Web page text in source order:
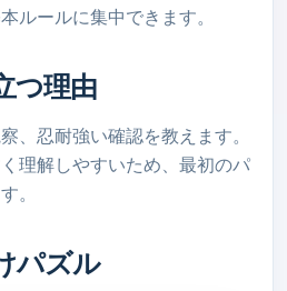
ルールに集中できます。
つ理由
、忍耐強い確認を教えます。
理解しやすいため、最初のパ
。
パズル